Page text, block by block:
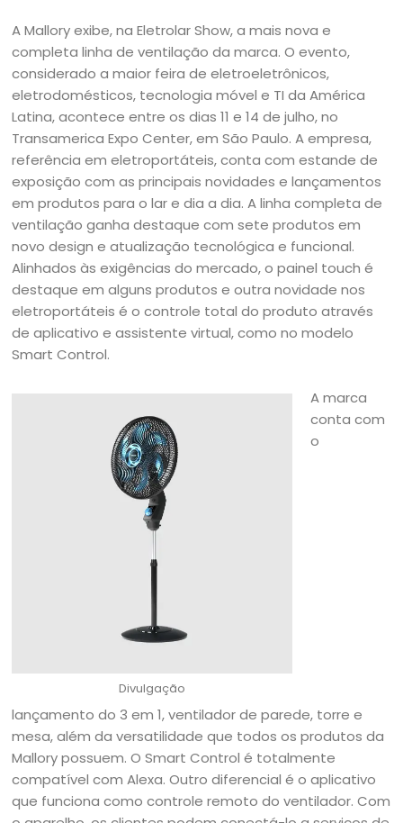
A Mallory exibe, na Eletrolar Show, a mais nova e
completa linha de ventilação da marca. O evento,
considerado a maior feira de eletroeletrônicos,
eletrodomésticos, tecnologia móvel e TI da América
Latina, acontece entre os dias 11 e 14 de julho, no
Transamerica Expo Center, em São Paulo. A empresa,
referência em eletroportáteis, conta com estande de
exposição com as principais novidades e lançamentos
em produtos para o lar e dia a dia. A linha completa de
ventilação ganha destaque com sete produtos em
novo design e atualização tecnológica e funcional.
Alinhados às exigências do mercado, o painel touch é
destaque em alguns produtos e outra novidade nos
eletroportáteis é o controle total do produto através
de aplicativo e assistente virtual, como no modelo
Smart Control.
Divulgação
A marca
conta com
o
lançamento do 3 em 1, ventilador de parede, torre e
mesa, além da versatilidade que todos os produtos da
Mallory possuem. O Smart Control é totalmente
compatível com Alexa. Outro diferencial é o aplicativo
que funciona como controle remoto do ventilador. Com